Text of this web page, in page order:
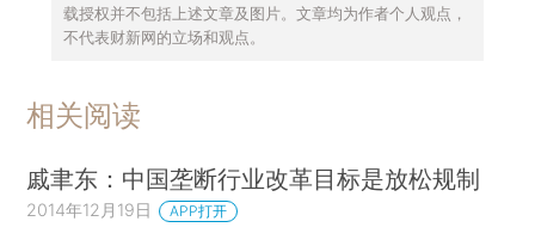
载授权并不包括上述文章及图片。文章均为作者个人观点，
不代表财新网的立场和观点。
相关阅读
戚聿东：中国垄断行业改革目标是放松规制
2014年12月19日 APP打开